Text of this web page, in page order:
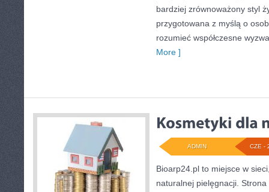
bardziej zrównoważony styl
przygotowana z myślą o
rozumieć współczesne
More ]
CZE -
ADMIN
Bioarp24.pl to miejsce w
naturalnej pielęgnacji.